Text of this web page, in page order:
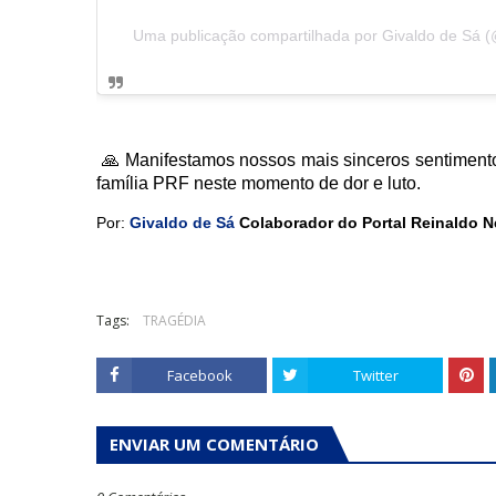
Uma publicação compartilhada por Givaldo de Sá
🙏 Manifestamos nossos mais sinceros
família PRF neste momento de dor e luto.
Por: Givaldo de Sá Colaborador do Portal Reinaldo
Tags: TRAGÉDIA
Facebook Twitter
ENVIAR UM COMENTÁRIO